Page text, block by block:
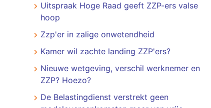
Uitspraak Hoge Raad geeft ZZP-ers valse
hoop
Zzp'er in zalige onwetendheid
Kamer wil zachte landing ZZP'ers?
Nieuwe wetgeving, verschil werknemer en
ZZP? Hoezo?
De Belastingdienst verstrekt geen